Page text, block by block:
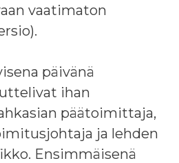
vaatimaton
päivänä
ihan
päätoimittaja,
ja lehden
Ensimmäisenä